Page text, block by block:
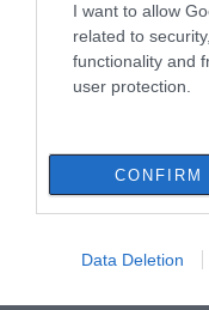
I want to allow
related to
functionality and
user protection.
CONFIRM
Data Deletion